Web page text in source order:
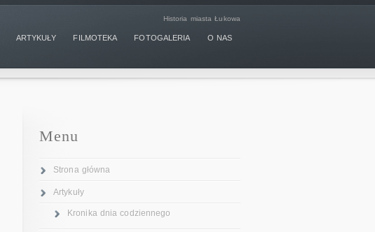
Historia miasta Łukowa
ARTYKUŁY FILMOTEKA FOTOGALERIA O NAS
Menu
Strona główna
Artykuły
Kronika dnia codziennego